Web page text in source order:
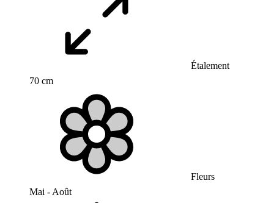
Étalement
70 cm
Fleurs
Mai - Août